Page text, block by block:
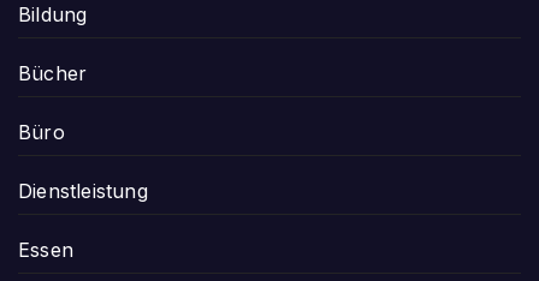
Bildung
Bücher
Büro
Dienstleistung
Essen